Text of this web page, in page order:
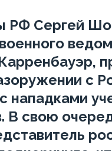
РФ Сергей
с
нападками
В свою